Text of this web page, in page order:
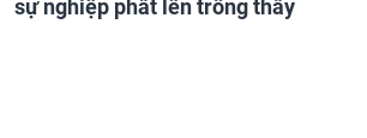
sự nghiệp phất lên trông thấy